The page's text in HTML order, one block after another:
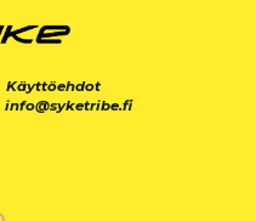
Käyttöehdot
info@syketribe.fi